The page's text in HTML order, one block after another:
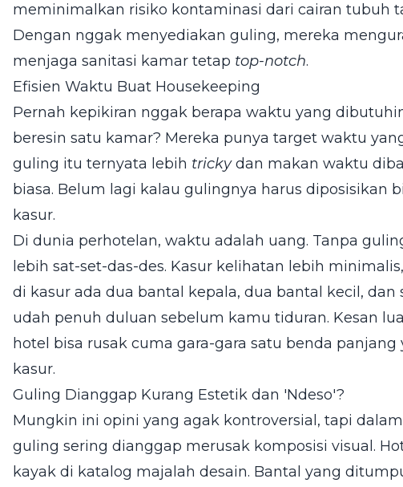
meminimalkan risiko kontaminasi dari cairan tubuh
Dengan nggak menyediakan guling, mereka
menjaga sanitasi kamar tetap top-notch.
Efisien Waktu Buat Housekeeping
Pernah kepikiran nggak berapa waktu yang
beresin satu kamar? Mereka punya target waktu
guling itu ternyata lebih trickydan makan waktu
biasa. Belum lagi kalau gulingnya harus diposisikan
kasur.
Di dunia perhotelan, waktu adalah uang. Tanpa
lebih sat-set-das-des. Kasur kelihatan lebih
di kasur ada dua bantal kepala, dua bantal kecil, dan
udah penuh duluan sebelum kamu tiduran. Kesan
hotel bisa rusak cuma gara-gara satu benda
kasur.
Guling Dianggap Kurang Estetik dan 'Ndeso'?
Mungkin ini opini yang agak kontroversial, tapi
guling sering dianggap merusak komposisi visual.
kayak di katalog majalah desain. Bantal yang